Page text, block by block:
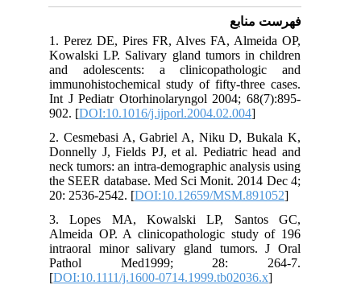
فهرست منابع
1. Perez DE, Pires FR, Alves FA, Almeida OP,
Kowalski LP. Salivary gland tumors in children
and adolescents: a clinicopathologic and
immunohistochemical study of fifty-three cases.
Int J Pediatr Otorhinolaryngol 2004; 68(7):895-
902. [DOI:10.1016/j.ijporl.2004.02.004
2. Cesmebasi A, Gabriel A, Niku D, Bukala K,
Donnelly J, Fields PJ, et al. Pediatric head and
neck tumors: an intra-demographic analysis using
the SEER database. Med Sci Monit. 2014 Dec 4;
20: 2536-2542. [DOI:10.12659/MSM.891052
3. Lopes MA, Kowalski LP, Santos GC,
Almeida OP. A clinicopathologic study of 196
intraoral minor salivary gland tumors. J Oral
Pathol Med1999; 28: 264-7.
[DOI:10.1111/j.1600-0714.1999.tb02036.x